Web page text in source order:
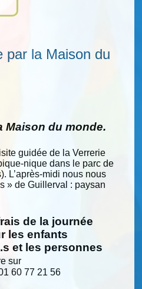
par la Maison du
Maison du monde.
guidée de la Verrerie
nique dans le parc de
L’après-midi nous nous
» de Guillerval : paysan
de la journée
les enfants
et les personnes
sur
60 77 21 56